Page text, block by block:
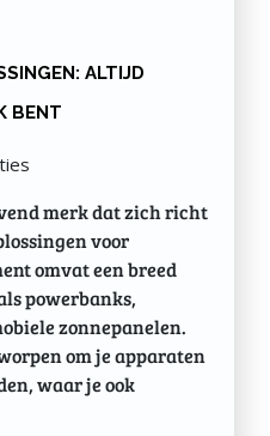
ALTIJD
BENT
merk dat zich richt
voor
omvat een breed
powerbanks,
zonnepanelen.
om je apparaten
waar je ook